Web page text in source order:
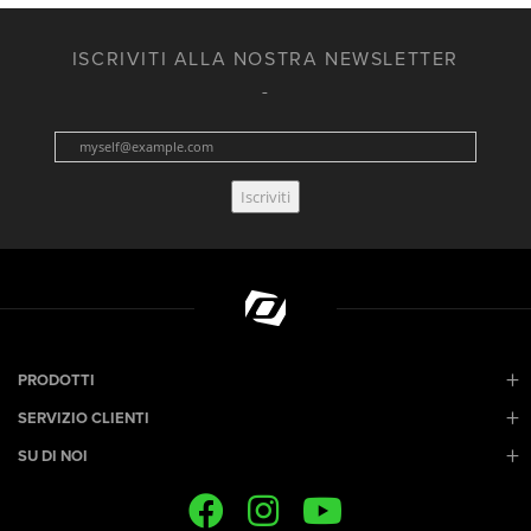
ISCRIVITI ALLA NOSTRA NEWSLETTER
Iscriviti
PRODOTTI
SERVIZIO CLIENTI
SU DI NOI